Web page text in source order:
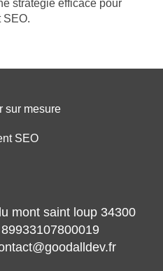
stratégie efficace pour
SEO.
sur mesure
SEO
mont saint loup 34300